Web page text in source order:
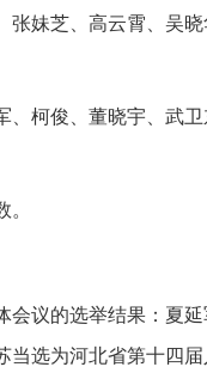
妹芝、高云霄、吴
、柯俊、董晓宇、武
会议的选举结果：夏
选为河北省第十四届